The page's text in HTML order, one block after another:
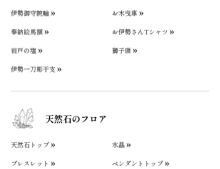
伊勢御守腕輪
お木曳車
奉納絵馬額
お伊勢さんTシャツ
岩戸の塩
獅子頭
伊勢一刀彫干支
天然石のフロア
天然石トップ
水晶
ブレスレット
ペンダントトップ